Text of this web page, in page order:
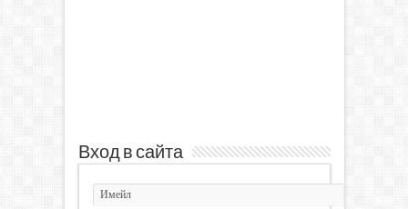
Вход в сайта